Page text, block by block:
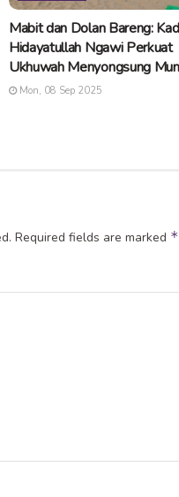
Mabit dan Dolan Bareng:
Hidayatullah Ngawi Perkuat
Ukhuwah Menyongsung
Mon, 08 Sep 2025
Required fields are marked *